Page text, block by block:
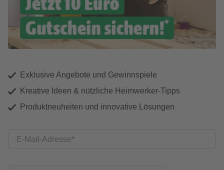
Exklusive Angebote und Gewinnspiele
Kreative Ideen & nützliche Heimwerker-Tipps
Produktneuheiten und innovative Lösungen
E-Mail-Adresse